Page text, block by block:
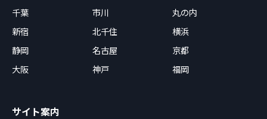
千葉
市川
丸の内
新宿
北千住
横浜
静岡
名古屋
京都
大阪
神戸 福岡
サイト案内